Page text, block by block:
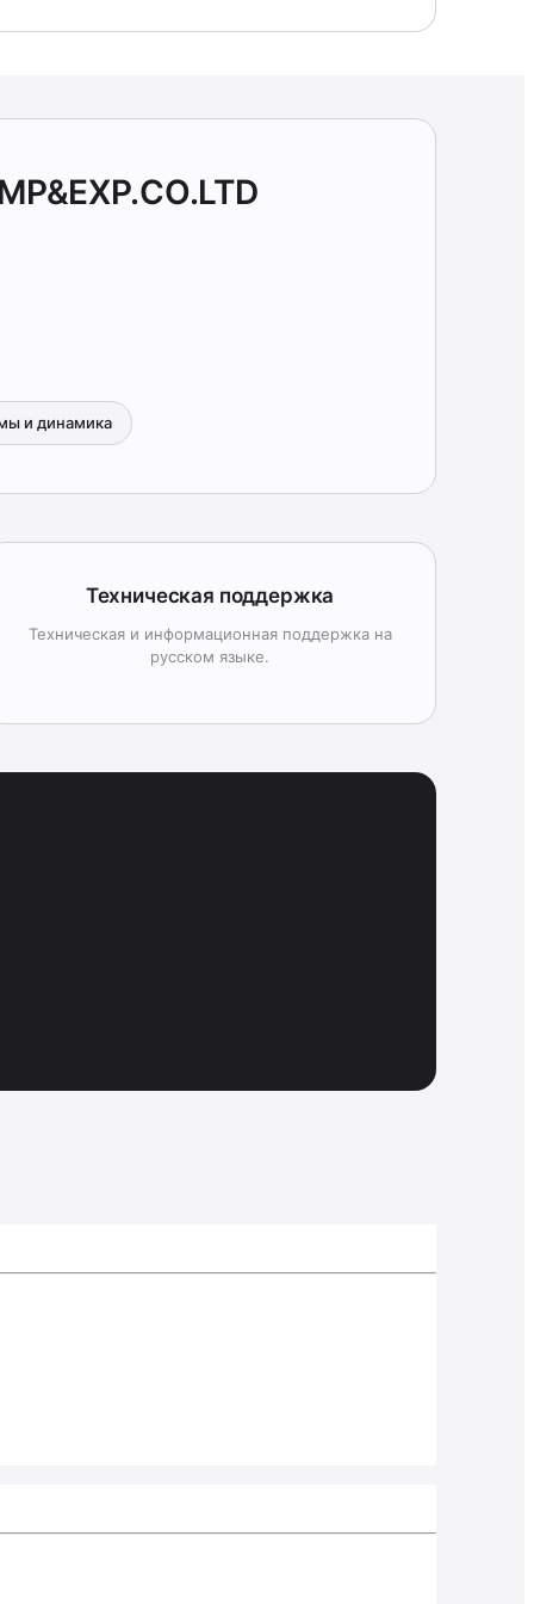
и динамика
Техническая поддержка
Техническая и информационная поддержка на
русском языке.